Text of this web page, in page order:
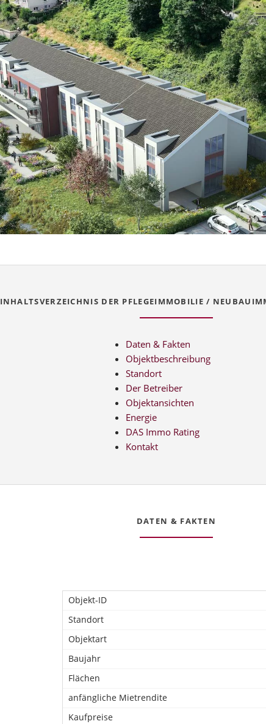
INHALTSVERZEICHNIS DER PFLEGEIMMOBILIE /
Daten & Fakten
Objektbeschreibung
Standort
Der Betreiber
Objektansichten
Energie
DAS Immo Rating
Kontakt
DATEN & FAKTEN
Objekt-ID
Standort
Objektart
Baujahr
Flächen
anfängliche Mietrendite
Kaufpreise